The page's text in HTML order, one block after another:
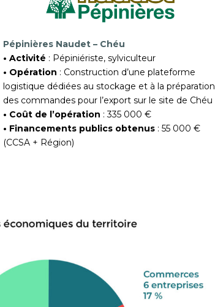
Pépinières Naudet – Chéu
• Activité : Pépiniériste, sylviculteur
• Opération : Construction d’une plateforme
logistique dédiées au stockage et à la préparation
des commandes pour l’export sur le site de Chéu
• Coût de l’opération : 335 000 €
• Financements publics obtenus: 55 000 €
(CCSA + Région)